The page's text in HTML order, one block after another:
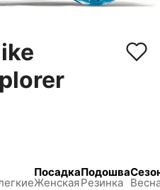
Посадка
Женская
Подошва
Резинка